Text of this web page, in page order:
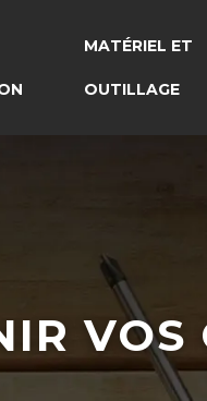
MATÉRIEL ET
OUTILLAGE
VOS